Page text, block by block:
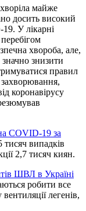
майже
досить високий
19. У лікарні
хвороба, але,
знизити
правил
коронавірусу
COVID-19 за
випадків
2,7 тисяч киян.
ШВЛ в Україні
робити все
легенів,